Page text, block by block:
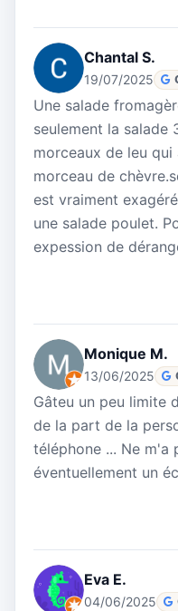
Chantal S.
19/07/2025
Une salade
seulement la salade
morceaux de leu
morceau de
est vraiment
une salade poulet.
expession de
Monique M.
13/06/2025
Gâteu un peu limite
de la part de la
téléphone ... Ne m'a
éventuellement un
Eva E.
04/06/2025